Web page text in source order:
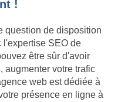
!
question de disposition
l'expertise SEO de
être sûr d'avoir
augmenter votre trafic
web est dédiée à
présence en ligne à